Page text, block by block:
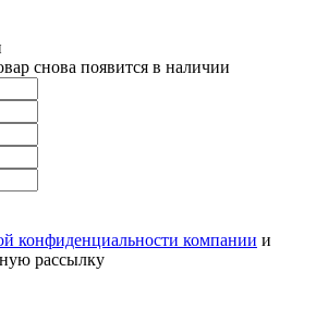
снова появится в наличии
конфиденциальности компании и
рассылку